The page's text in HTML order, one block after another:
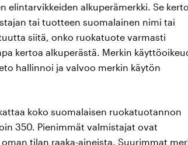
elintarvikkeiden alkuperämerkki. Se
tai tuotteen suomalainen nimi tai
siitä, onko ruokatuote varmasti
kertoa alkuperästä. Merkin
hallinnoi ja valvoo merkin käytön
koko suomalaisen ruokatuotannon
350. Pienimmät valmistajat ovat
tilan raaka-aineista. Suurimmat